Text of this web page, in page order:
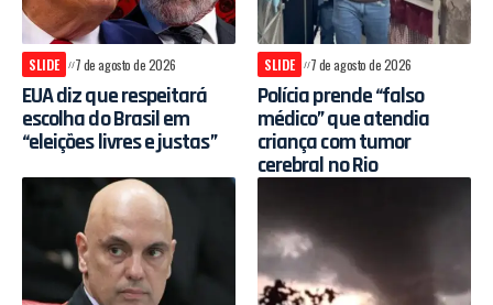
SLIDE 7 de agosto de 2026
EUA diz que respeitará
escolha do Brasil em
“eleições livres e justas”
SLIDE 7 de agosto de 2026
Polícia prende “falso
médico” que atendia
criança com tumor
cerebral no Rio